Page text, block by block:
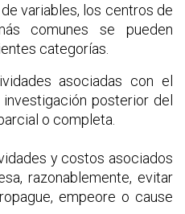
variables, los centros de
comunes se pueden
categorías.
asociadas con el
posterior del
o completa.
y costos asociados
razonablemente, evitar
empeore o cause